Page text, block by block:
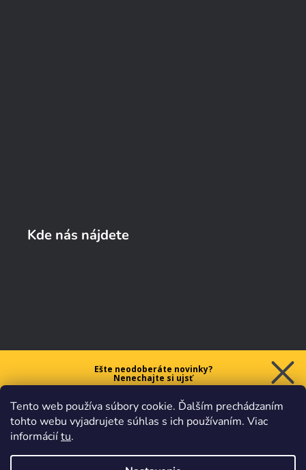
Tento web používa súbory cookie. Ďalším prechádzaním
tohto webu vyjadrujete súhlas s ich používaním. Viac
informáciítu.
Kde nás nájdete
Ešte neodoberáte novinky?
Nenechajte si ujsť
na prvý nákup nad 40 €.